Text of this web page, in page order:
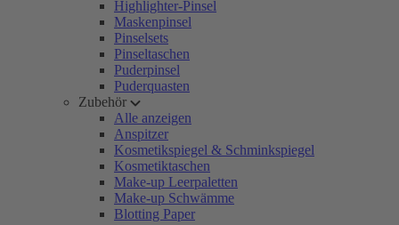
Highlighter-Pinsel
Maskenpinsel
Pinselsets
Pinseltaschen
Puderpinsel
Puderquasten
Zubehör
Alle anzeigen
Anspitzer
Kosmetikspiegel & Schminkspiegel
Kosmetiktaschen
Make-up Leerpaletten
Make-up Schwämme
Blotting Paper